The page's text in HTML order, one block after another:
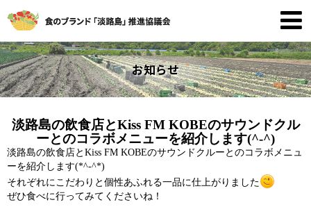
お知らせ
淡路島の飲食店とKiss FM KOBEのサウンドクル
ーとのコラボメニューを紹介します(^-^)
淡路島の飲食店とKiss FM KOBEのサウンドクルーとのコラボメニュ
ーを紹介します(*^-^*)
それぞれにこだわりと個性あふれる一品に仕上がりました
ぜひ食べに行ってみてくださいね！